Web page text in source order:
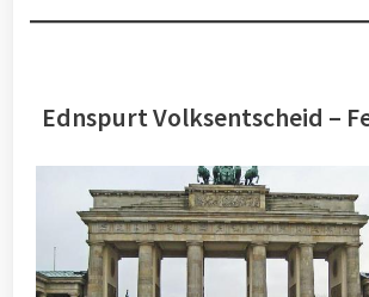
Ednspurt Volksentscheid –